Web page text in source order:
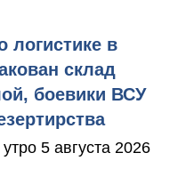
логистике в
склад
боевики ВСУ
5 августа 2026